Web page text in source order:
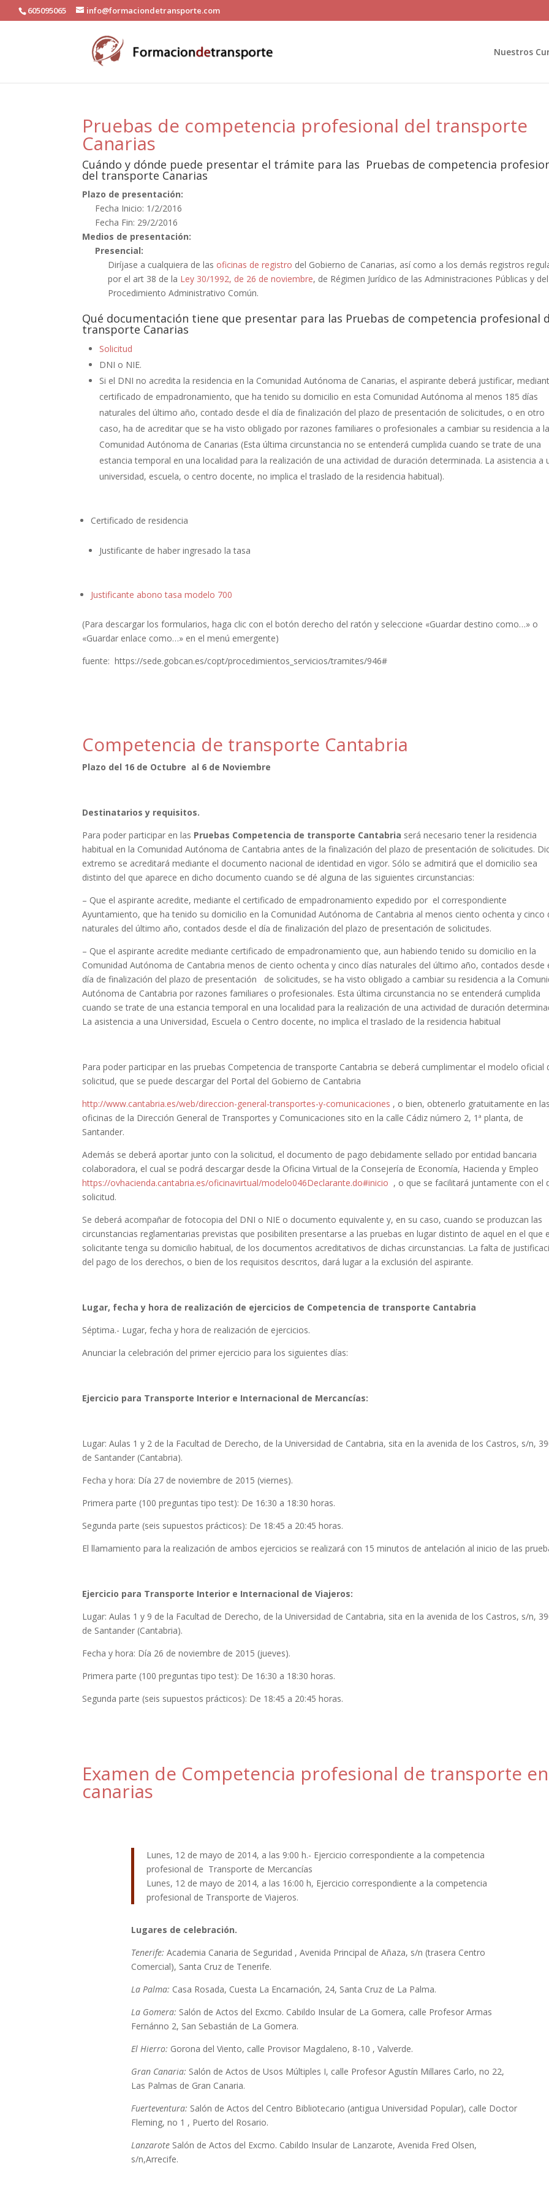
605095065 info@formaciondetransporte.com
Nuestros
Pruebas de competencia profesional del transporte
Canarias
Cuándo y dónde puede presentar el trámite para las Pruebas de competencia
del transporte Canarias
Plazo de presentación:
Fecha Inicio: 1/2/2016
Fecha Fin: 29/2/2016
Medios de presentación:
Presencial:
Diríjase a cualquiera de las oficinas de registro del Gobierno de Canarias, así como a los demás registros
por el art 38 de la Ley 30/1992, de 26 de noviembre, de Régimen Jurídico de las Administraciones Públicas y del
Procedimiento Administrativo Común.
Qué documentación tiene que presentar para las Pruebas de competencia profesional
transporte Canarias
Solicitud
DNI o NIE.
Si el DNI no acredita la residencia en la Comunidad Autónoma de Canarias, el aspirante deberá justificar,
certificado de empadronamiento, que ha tenido su domicilio en esta Comunidad Autónoma al menos 185 días
naturales del último año, contado desde el día de finalización del plazo de presentación de solicitudes, o en otro
caso, ha de acreditar que se ha visto obligado por razones familiares o profesionales a cambiar su residencia a la
Comunidad Autónoma de Canarias (Esta última circunstancia no se entenderá cumplida cuando se trate de una
estancia temporal en una localidad para la realización de una actividad de duración determinada. La asistencia a
universidad, escuela, o centro docente, no implica el traslado de la residencia habitual).
Certificado de residencia
Justificante de haber ingresado la tasa
Justificante abono tasa modelo 700
(Para descargar los formularios, haga clic con el botón derecho del ratón y seleccione «Guardar destino como…» o
«Guardar enlace como…» en el menú emergente)
fuente: https://sede.gobcan.es/copt/procedimientos_servicios/tramites/946#
Competencia de transporte Cantabria
Plazo del 16 de Octubre al 6 de Noviembre
Destinatarios y requisitos.
Para poder participar en las Pruebas Competencia de transporte Cantabria será necesario tener la residencia
habitual en la Comunidad Autónoma de Cantabria antes de la finalización del plazo de presentación de solicitudes.
extremo se acreditará mediante el documento nacional de identidad en vigor. Sólo se admitirá que el domicilio sea
distinto del que aparece en dicho documento cuando se dé alguna de las siguientes circunstancias:
– Que el aspirante acredite, mediante el certificado de empadronamiento expedido por el correspondiente
Ayuntamiento, que ha tenido su domicilio en la Comunidad Autónoma de Cantabria al menos ciento ochenta y cinco
naturales del último año, contados desde el día de finalización del plazo de presentación de solicitudes.
– Que el aspirante acredite mediante certificado de empadronamiento que, aun habiendo tenido su domicilio en la
Comunidad Autónoma de Cantabria menos de ciento ochenta y cinco días naturales del último año, contados desde
día de finalización del plazo de presentación de solicitudes, se ha visto obligado a cambiar su residencia a la
Autónoma de Cantabria por razones familiares o profesionales. Esta última circunstancia no se entenderá cumplida
cuando se trate de una estancia temporal en una localidad para la realización de una actividad de duración
La asistencia a una Universidad, Escuela o Centro docente, no implica el traslado de la residencia habitual
Para poder participar en las pruebas Competencia de transporte Cantabria se deberá cumplimentar el modelo oficial
solicitud, que se puede descargar del Portal del Gobierno de Cantabria
http://www.cantabria.es/web/direccion-general-transportes-y-comunicaciones , o bien, obtenerlo gratuitamente en las
oficinas de la Dirección General de Transportes y Comunicaciones sito en la calle Cádiz número 2, 1ª planta, de
Santander.
Además se deberá aportar junto con la solicitud, el documento de pago debidamente sellado por entidad bancaria
colaboradora, el cual se podrá descargar desde la Oficina Virtual de la Consejería de Economía, Hacienda y Empleo
https://ovhacienda.cantabria.es/oficinavirtual/modelo046Declarante.do#inicio , o que se facilitará juntamente con el
solicitud.
Se deberá acompañar de fotocopia del DNI o NIE o documento equivalente y, en su caso, cuando se produzcan las
circunstancias reglamentarias previstas que posibiliten presentarse a las pruebas en lugar distinto de aquel en el que
solicitante tenga su domicilio habitual, de los documentos acreditativos de dichas circunstancias. La falta de
del pago de los derechos, o bien de los requisitos descritos, dará lugar a la exclusión del aspirante.
Lugar, fecha y hora de realización de ejercicios de Competencia de transporte Cantabria
Séptima.- Lugar, fecha y hora de realización de ejercicios.
Anunciar la celebración del primer ejercicio para los siguientes días:
Ejercicio para Transporte Interior e Internacional de Mercancías:
Lugar: Aulas 1 y 2 de la Facultad de Derecho, de la Universidad de Cantabria, sita en la avenida de los Castros, s/n,
de Santander (Cantabria).
Fecha y hora: Día 27 de noviembre de 2015 (viernes).
Primera parte (100 preguntas tipo test): De 16:30 a 18:30 horas.
Segunda parte (seis supuestos prácticos): De 18:45 a 20:45 horas.
El llamamiento para la realización de ambos ejercicios se realizará con 15 minutos de antelación al inicio de las
Ejercicio para Transporte Interior e Internacional de Viajeros:
Lugar: Aulas 1 y 9 de la Facultad de Derecho, de la Universidad de Cantabria, sita en la avenida de los Castros, s/n,
de Santander (Cantabria).
Fecha y hora: Día 26 de noviembre de 2015 (jueves).
Primera parte (100 preguntas tipo test): De 16:30 a 18:30 horas.
Segunda parte (seis supuestos prácticos): De 18:45 a 20:45 horas.
Examen de Competencia profesional de transporte en
canarias
Lunes, 12 de mayo de 2014, a las 9:00 h.- Ejercicio correspondiente a la competencia
profesional de Transporte de Mercancías
Lunes, 12 de mayo de 2014, a las 16:00 h, Ejercicio correspondiente a la competencia
profesional de Transporte de Viajeros.
Lugares de celebración.
Tenerife: Academia Canaria de Seguridad , Avenida Principal de Añaza, s/n (trasera Centro
Comercial), Santa Cruz de Tenerife.
La Palma: Casa Rosada, Cuesta La Encarnación, 24, Santa Cruz de La Palma.
La Gomera: Salón de Actos del Excmo. Cabildo Insular de La Gomera, calle Profesor Armas
Fernánno 2, San Sebastián de La Gomera.
El Hierro: Gorona del Viento, calle Provisor Magdaleno, 8-10 , Valverde.
Gran Canaria: Salón de Actos de Usos Múltiples I, calle Profesor Agustín Millares Carlo, no 22,
Las Palmas de Gran Canaria.
Fuerteventura: Salón de Actos del Centro Bibliotecario (antigua Universidad Popular), calle Doctor
Fleming, no 1 , Puerto del Rosario.
LanzaroteSalón de Actos del Excmo. Cabildo Insular de Lanzarote, Avenida Fred Olsen,
s/n,Arrecife.